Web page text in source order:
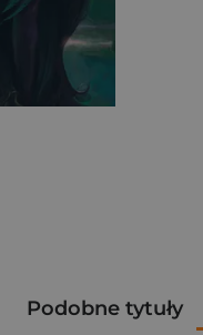
Podobne tytuły